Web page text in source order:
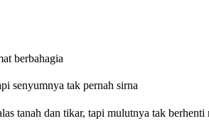
berbahagia
senyumnya tak pernah sirna
tanah dan tikar, tapi mulutnya tak berhenti